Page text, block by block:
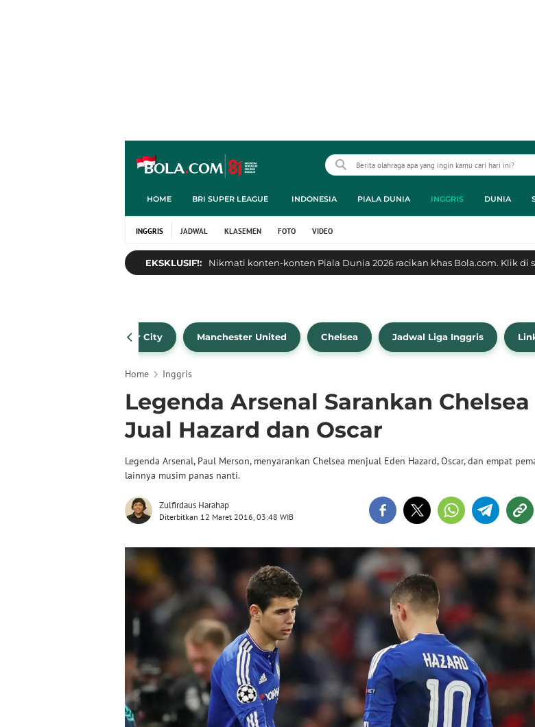
HOME BRI SUPER LEAGUE INDONESIA PIALA DUNIA INGGRIS DUNIA
INGGRIS JADWAL KLASEMEN FOTO VIDEO
EKSKLUSIF!: Nikmati konten-konten Piala Dunia 2026 racikan khas Bola.com. Klik di
Manchester City Manchester United Chelsea Jadwal Liga Inggris
Home Inggris
Legenda Arsenal Sarankan Chelsea
Jual Hazard dan Oscar
Legenda Arsenal, Paul Merson, menyarankan Chelsea menjual Eden Hazard, Oscar, dan empat
lainnya musim panas nanti.
Zulfirdaus Harahap
Diterbitkan 12 Maret 2016, 03:48 WIB